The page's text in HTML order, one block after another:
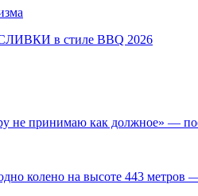
в стиле BBQ 2026
не принимаю как должное» —
колено на высоте 443